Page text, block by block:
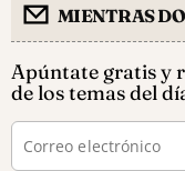
MIENTRAS
Apúntate gratis y
de los temas del